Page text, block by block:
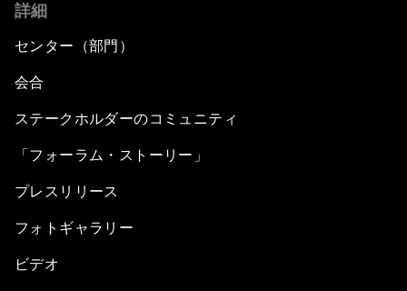
詳細
センター（部門）
会合
ステークホルダーのコミュニティ
「フォーラム・ストーリー」
プレスリリース
フォトギャラリー
ビデオ